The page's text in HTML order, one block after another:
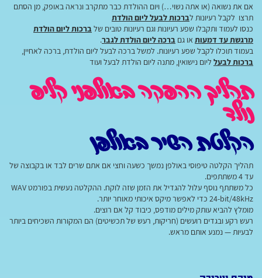
אם את נשואה (או אתה נשוי…) ויום ההולדת כבר מתקרב ונראה באופק, מן הסתם
תרצו לקבל רעיונות לברכות לבעל ליום הולדת
כנסו לעמוד ותקבלו שפע רעיונות וגם רעיונות טובים שלברכות ליום הולדת
מרגשת עד דמעות או גם ברכה ליום הולדת לגבר.
בעמוד תוכלו לקבל שפע רעיונות. למשל ברכה לבעל ליום הולדת, ברכה לאחיין,
ברכות לבעל ליום נישואין, מתנה ליום הולדת לבעל ועוד
תהליך ההפקה באולפני קליפ
נולד
הקלטת השיר באולפן
תהליך הקלטה טיפוסי באולפן נמשך כשעה וחצי אם אתם שרים לבד או בקבוצה של
עד 4 משתתפים.
כל משתתף נוסף עלול להגדיל את הזמן שזה לוקח. ההקלטה נעשית בפורמט WAV
24-bit/48kHz כדי לאפשר מיקס איכותי מאוחר יותר.
מומלץ להביא עותק מילים מודפס, כיבוד קל אם רוצים.
רעש רקע ובגדים רועשים (חריקות, רעש של תכשיטים) הם המקורות השכיחים ביותר
לבעיות — נמנע אותם מראש.